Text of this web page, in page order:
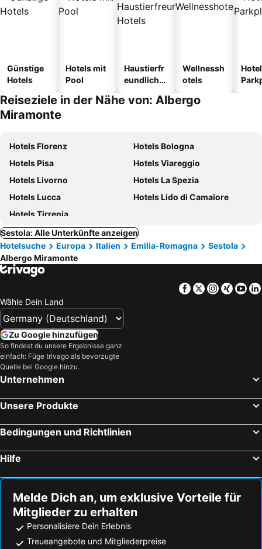
Günstige
Hotels
Hotels mit
Pool
Haustierfr
eundliche
Wellnessh
otels
Reiseziele in der Nähe von: Albergo
Miramonte
Hotels Florenz
Hotels Bologna
Hotels Pisa
Hotels Viareggio
Hotels Livorno
Hotels La Spezia
Hotels Lucca
Hotels Lido di Camaiore
Hotels Tirrenia
Sestola: Alle Unterkünfte anzeigen
Hotelsuche
Europa Italien Emilia-Romagna
Sestola
Albergo Miramonte
Facebook
TwitterXing
Wähle Dein Land
Zu Google hinzufügen
So findest du unsere Ergebnisse ganz
einfach: Füge trivago als bevorzugte
Quelle bei Google hinzu.
Unternehmen
Unsere Produkte
Bedingungen und Richtlinien
Hilfe
Melde Dich an, um exklusive Vorteile für
Mitglieder zu erhalten
Personalisiere Dein Erlebnis
Treueangebote und Mitgliederpreise